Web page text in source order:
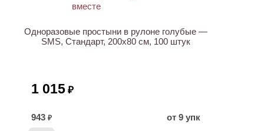
Одноразовые простыни в рулоне голубые —
SMS, Стандарт, 200х80 см, 100 штук
1 015 ₽
943 ₽
от 9 упк